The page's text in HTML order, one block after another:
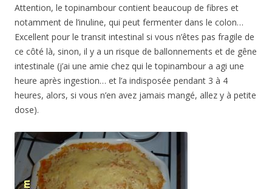
Attention, le topinambour contient beaucoup de fibres et
notamment de l’inuline, qui peut fermenter dans le colon…
Excellent pour le transit intestinal si vous n’êtes pas fragile de
ce côté là, sinon, il y a un risque de ballonnements et de gêne
intestinale (j’ai une amie chez qui le topinambour a agi une
heure après ingestion… et l’a indisposée pendant 3 à 4
heures, alors, si vous n’en avez jamais mangé, allez y à petite
dose).